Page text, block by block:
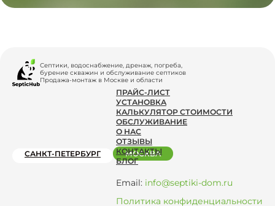
Септики, водоснабжение, дренаж, погреба,
бурение скважин и обслуживание септиков
Продажа-монтаж в Москве и области
ПРАЙС-ЛИСТ
УСТАНОВКА
КАЛЬКУЛЯТОР СТОИМОСТИ
ОБСЛУЖИВАНИЕ
О НАС
ОТЗЫВЫ
КОНТАКТЫ
БЛОГ
Email: info@septiki-dom.ru
Политика конфиденциальности
САНКТ-ПЕТЕРБУРГ МОСКВА